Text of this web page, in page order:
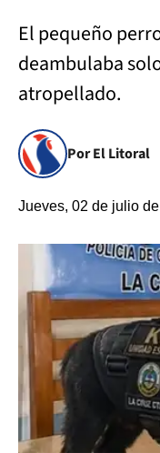
El pequeño
deambulaba
atropellado.
Por El Litoral
Jueves, 02 de julio